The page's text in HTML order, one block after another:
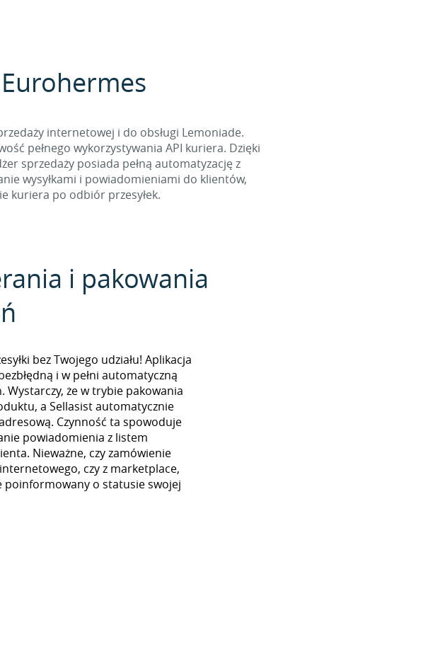
internetowej i do obsługi Lemoniade.
pełnego wykorzystywania API kuriera. Dzięki
sprzedaży posiada pełną automatyzację z
wysyłkami i powiadomieniami do klientów,
kuriera po odbiór przesyłek.
i pakowania
bez Twojego udziału! Aplikacja
i w pełni automatyczną
Wystarczy, że w trybie pakowania
a Sellasist automatycznie
Czynność ta spowoduje
powiadomienia z listem
Nieważne, czy zamówienie
czy z marketplace,
poinformowany o statusie swojej